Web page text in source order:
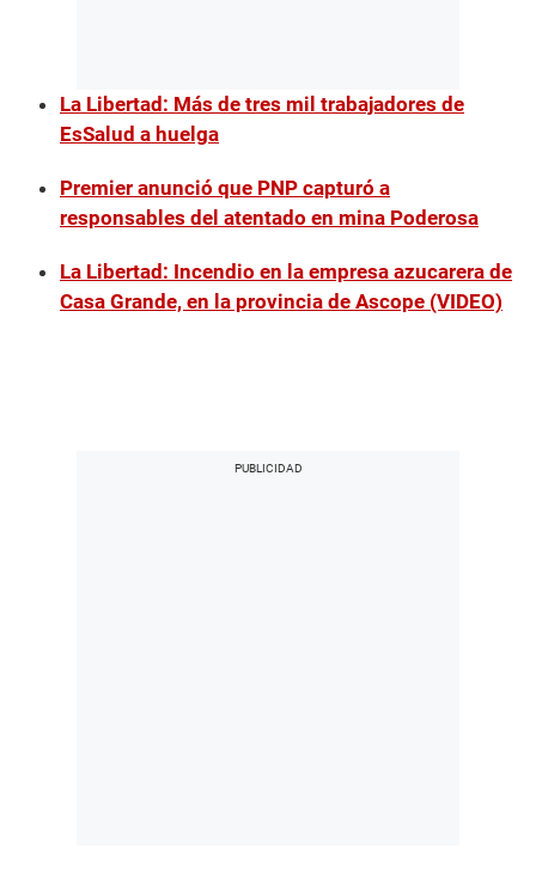
La Libertad: Más de tres mil trabajadores de
EsSalud a huelga
Premier anunció que PNP capturó a
responsables del atentado en mina Poderosa
La Libertad: Incendio en la empresa azucarera de
Casa Grande, en la provincia de Ascope (VIDEO)